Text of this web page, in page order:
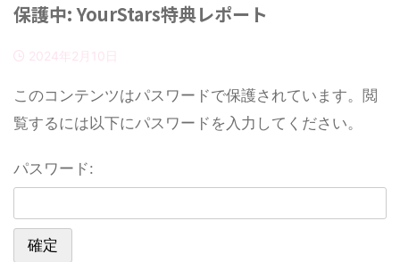
保護中: YourStars特典レポート
2024年2月10日
このコンテンツはパスワードで保護されています。閲
覧するには以下にパスワードを入力してください。
パスワード: